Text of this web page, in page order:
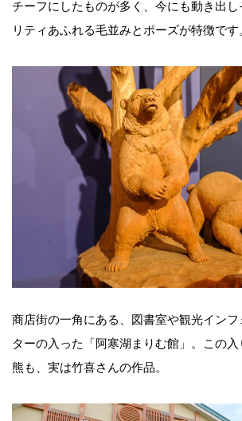
チーフにしたものが多く、今にも動き出
リティあふれる毛並みとポーズが特徴です
商店街の一角にある、図書室や観光イン
ターの入った「阿寒湖まりむ館」。この
熊も、実は竹喜さんの作品。